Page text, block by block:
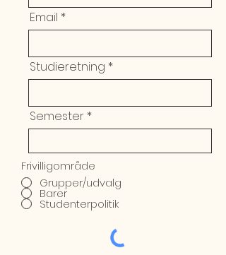
Email
Studieretning
Semester
Frivilligområde
Grupper/udvalg
Barer
Studenterpolitik